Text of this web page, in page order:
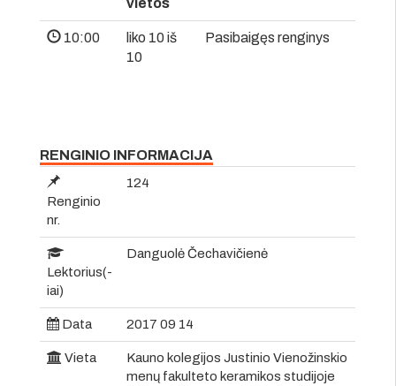
vietos
10:00
liko 10 iš
10
Pasibaigęs renginys
RENGINIO INFORMACIJA
Renginio
nr.
124
Lektorius(-
iai)
Danguolė Čechavičienė
Data 2017 09 14
Vieta
Kauno kolegijos Justinio Vienožinskio
menų fakulteto keramikos studijoje